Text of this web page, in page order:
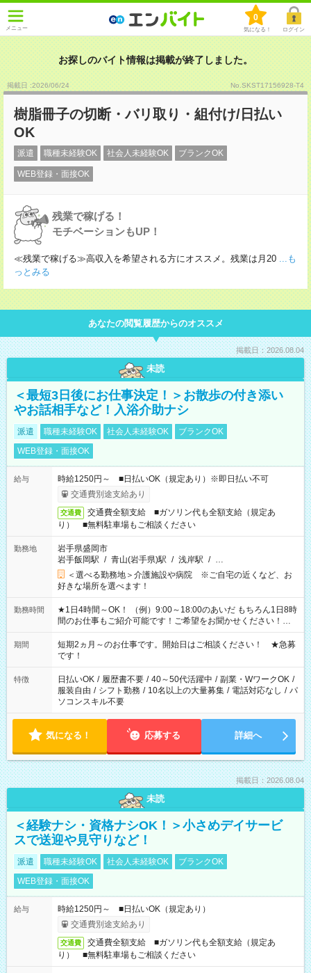
メニュー
0
気になる！ ログイン
お探しのバイト情報は掲載が終了しました。
掲載日 :2026/06/24 No.SKST17156928-T4
樹脂冊子の切断・バリ取り・組付け/日払い
OK
派遣 職種未経験OK 社会人未経験OK ブランクOK
WEB登録・面接OK
残業で稼げる！
モチベーションもUP！
≪残業で稼げる≫高収入を希望される方にオススメ。残業は月20 ...も
っとみる
あなたの閲覧履歴からのオススメ
掲載日：2026.08.04
未読
＜最短3日後にお仕事決定！＞お散歩の付き添い
やお話相手など！入浴介助ナシ
派遣 職種未経験OK 社会人未経験OK
ブランクOK
WEB登録・面接OK
給与
時給1250円～ ■日払いOK（規定あり）※即日払い不可
交通費別途支給あり
交通費
交通費全額支給 ■ガソリン代も全額支給（規定あ
り） ■無料駐車場もご相談ください
勤務地
岩手県盛岡市
岩手飯岡駅 / 青山(岩手県)駅 / 浅岸駅 / …
＜選べる勤務地＞介護施設や病院 ※ご自宅の近くなど、お
好きな場所を選べます！
勤務時間
★1日4時間～OK！ （例）9:00～18:00のあいだ もちろん1日8時
間のお仕事もご紹介可能です！ご希望をお聞かせください！★
家庭の都合でお休みが必要な場合も遠慮なくご相談ください。
※週最低15時間以上の勤務が必要です
期間
短期2ヵ月～のお仕事です。開始日はご相談ください！ ★急募
です！
特徴 日払いOK / 履歴書不要 / 40～50代活躍中 / 副業・WワークOK /
服装自由 / シフト勤務 / 10名以上の大量募集 / 電話対応なし / パ
ソコンスキル不要
気になる！ 応募する 詳細へ
掲載日：2026.08.04
未読
＜経験ナシ・資格ナシOK！＞小さめデイサービ
スで送迎や見守りなど！
派遣 職種未経験OK 社会人未経験OK
ブランクOK
WEB登録・面接OK
給与
時給1250円～ ■日払いOK（規定あり）
交通費別途支給あり
交通費
交通費全額支給 ■ガソリン代も全額支給（規定あ
り） ■無料駐車場もご相談ください